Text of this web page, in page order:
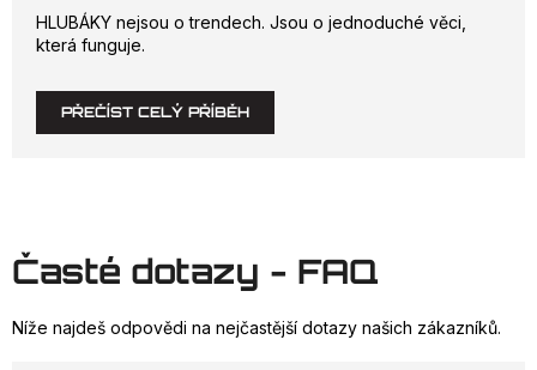
HLUBÁKY nejsou o trendech. Jsou o jednoduché věci,
která funguje.
PŘEČÍST CELÝ PŘÍBĚH
Časté dotazy - FAQ
Níže najdeš odpovědi na nejčastější dotazy našich zákazníků.